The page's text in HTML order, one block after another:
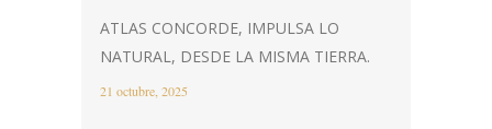
ATLAS CONCORDE, IMPULSA LO
NATURAL, DESDE LA MISMA TIERRA.
21 octubre, 2025